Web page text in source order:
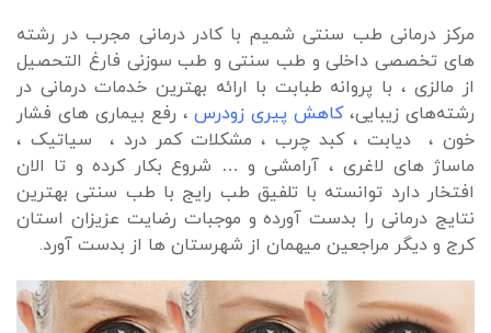
مرکز درمانی طب سنتی شمیم با کادر درمانی مجرب در رشته
های تخصصی داخلی و طب سنتی و طب سوزنی فارغ التحصیل
از مالزی ، با پروانه طبابت با ارائه بهترین خدمات درمانی در
رشته‌های زیبایی،کاهش پیری زودرس، رفع بیماری های فشار
خون ، دیابت ، کبد چرب ، مشکلات کمر درد ، سیاتیک ،
ماساژ های لاغری ، آرامشی و … شروع بکار کرده و تا الان
افتخار دارد توانسته با تلفیق طب رایج با طب سنتی بهترین
نتایج درمانی را بدست آورده و موجبات رضایت عزیزان استان
کرج و دیگر مراجعین میهمان از شهرستان ها از بدست آورد.